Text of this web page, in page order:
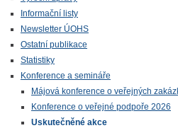
Informační listy
Newsletter ÚOHS
Ostatní publikace
Statistiky
Konference a semináře
Májová konference o veřejných
Konference o veřejné podpoře 2026
Uskutečněné akce